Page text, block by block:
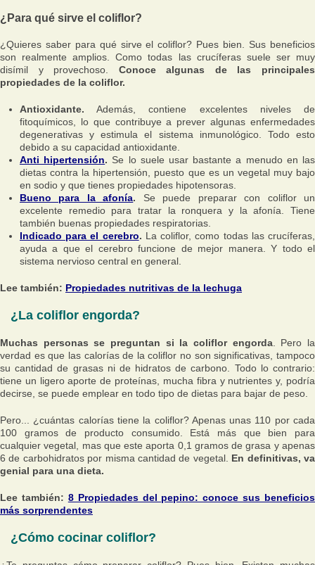
¿Para qué sirve el coliflor?
¿Quieres saber para qué sirve el coliflor? Pues bien. Sus beneficios
son realmente amplios. Como todas las crucíferas suele ser muy
disímil y provechoso. Conoce algunas de las principales
propiedades de la coliflor.
Antioxidante. Además, contiene excelentes niveles de
fitoquímicos, lo que contribuye a prever algunas enfermedades
degenerativas y estimula el sistema inmunológico. Todo esto
debido a su capacidad antioxidante.
Anti hipertensión. Se lo suele usar bastante a menudo en las
dietas contra la hipertensión, puesto que es un vegetal muy bajo
en sodio y que tienes propiedades hipotensoras.
Bueno para la afonía. Se puede preparar con coliflor un
excelente remedio para tratar la ronquera y la afonía. Tiene
también buenas propiedades respiratorias.
Indicado para el cerebro. La coliflor, como todas las crucíferas,
ayuda a que el cerebro funcione de mejor manera. Y todo el
sistema nervioso central en general.
Lee también: Propiedades nutritivas de la lechuga
¿La coliflor engorda?
Muchas personas se preguntan si la coliflor engorda. Pero la
verdad es que las calorías de la coliflor no son significativas, tampoco
su cantidad de grasas ni de hidratos de carbono. Todo lo contrario:
tiene un ligero aporte de proteínas, mucha fibra y nutrientes y, podría
decirse, se puede emplear en todo tipo de dietas para bajar de peso.
Pero... ¿cuántas calorías tiene la coliflor? Apenas unas 110 por cada
100 gramos de producto consumido. Está más que bien para
cualquier vegetal, mas que este aporta 0,1 gramos de grasa y apenas
6 de carbohidratos por misma cantidad de vegetal. En definitivas, va
genial para una dieta.
Lee también: 8 Propiedades del pepino: conoce sus beneficios
más sorprendentes
¿Cómo cocinar coliflor?